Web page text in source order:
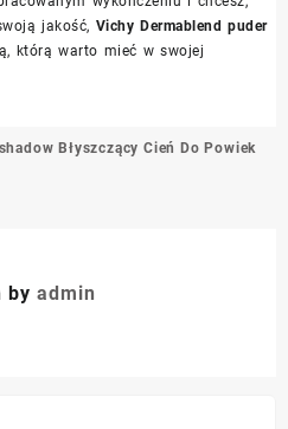
jakość, Vichy Dermablend puder
którą warto mieć w swojej
Błyszczący Cień Do Powiek
by admin